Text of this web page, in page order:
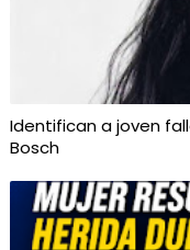
Identifican a joven
Bosch